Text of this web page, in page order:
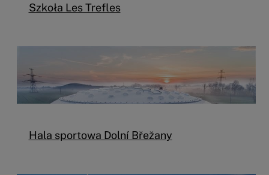
Szkoła Les Trefles
Hala sportowa Dolní Břežany